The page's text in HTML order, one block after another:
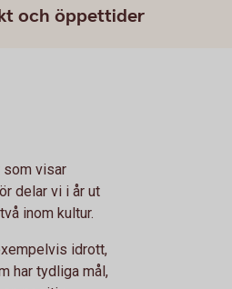
och öppettider
som visar
delar vi i år ut
inom kultur.
idrott,
har tydliga mål,